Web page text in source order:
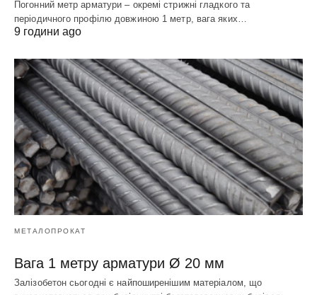
Погонний метр арматури – окремі стрижні гладкого та
періодичного профілю довжиною 1 метр, вага яких…
9 години ago
МЕТАЛОПРОКАТ
Вага 1 метру арматури Ø 20 мм
Залізобетон сьогодні є найпоширенішим матеріалом, що